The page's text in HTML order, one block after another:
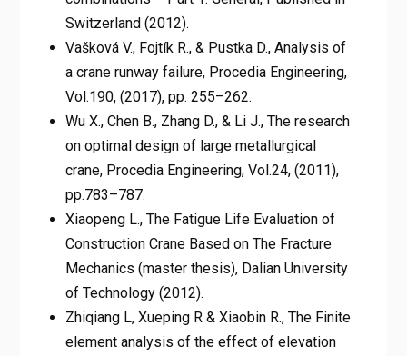
Switzerland (2012).
Vašková V., Fojtík R., & Pustka D., Analysis of
a crane runway failure, Procedia Engineering,
Vol.190, (2017), pp. 255–262.
Wu X., Chen B., Zhang D., & Li J., The research
on optimal design of large metallurgical
crane, Procedia Engineering, Vol.24, (2011),
pp.783–787.
Xiaopeng L., The Fatigue Life Evaluation of
Construction Crane Based on The Fracture
Mechanics (master thesis), Dalian University
of Technology (2012).
Zhiqiang L, Xueping R & Xiaobin R., The Finite
element analysis of the effect of elevation